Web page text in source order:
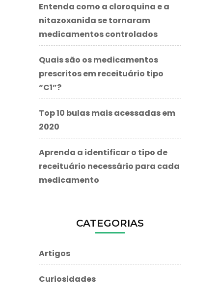
Entenda como a cloroquina e a
nitazoxanida se tornaram
medicamentos controlados
Quais são os medicamentos
prescritos em receituário tipo
“C1”?
Top 10 bulas mais acessadas em
2020
Aprenda a identificar o tipo de
receituário necessário para cada
medicamento
CATEGORIAS
Artigos
Curiosidades